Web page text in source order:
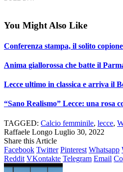
You Might Also Like
Conferenza stampa, il solito
Anima giallorossa che batte il
Lecce ultimo in classica e arriva il
“Sano Realismo” Lecce: una rosa
TAGGED: Calcio femminile, lecce,
Raffaele Longo Luglio 30, 2022
Share this Article
Facebook Twitter Pinterest Whatsapp
Reddit VKontakte Telegram Email